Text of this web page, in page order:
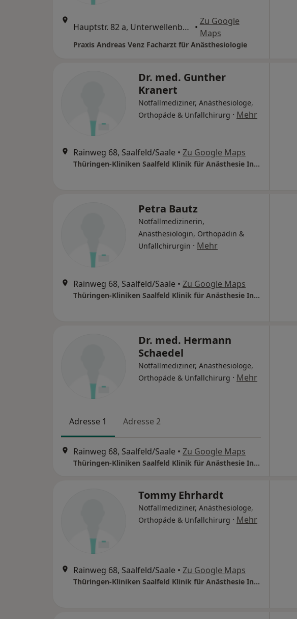
Hauptstr. 82 a, Unterwellenborn •
Zu Google
Maps
Praxis Andreas Venz Facharzt für Anästhesiologie
Dr. med. Gunther
Kranert
Notfallmediziner, Anästhesiologe,
Orthopäde & Unfallchirurg · Mehr
Rainweg 68, Saalfeld/Saale • Zu Google Maps
Thüringen-Kliniken Saalfeld Klinik für Anästhesie Intensivmedizin und Schmerztherapie
Petra Bautz
Notfallmedizinerin,
Anästhesiologin, Orthopädin &
Unfallchirurgin · Mehr
Rainweg 68, Saalfeld/Saale • Zu Google Maps
Thüringen-Kliniken Saalfeld Klinik für Anästhesie Intensivmedizin und Schmerztherapie
Dr. med. Hermann
Schaedel
Notfallmediziner, Anästhesiologe,
Orthopäde & Unfallchirurg · Mehr
Adresse 1 Adresse 2
Rainweg 68, Saalfeld/Saale • Zu Google Maps
Thüringen-Kliniken Saalfeld Klinik für Anästhesie Intensivmedizin und Schmerztherapie
Tommy Ehrhardt
Notfallmediziner, Anästhesiologe,
Orthopäde & Unfallchirurg · Mehr
Rainweg 68, Saalfeld/Saale • Zu Google Maps
Thüringen-Kliniken Saalfeld Klinik für Anästhesie Intensivmedizin und Schmerztherapie